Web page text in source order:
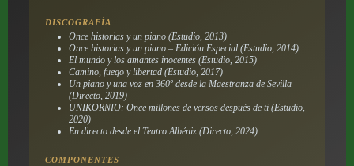
DISCOGRAFÍA
Once historias y un piano (Estudio, 2013)
Once historias y un piano – Edición Especial (Estudio, 2014)
El mundo y los amantes inocentes (Estudio, 2015)
Camino, fuego y libertad (Estudio, 2017)
Un piano y una voz en 360º desde la Maestranza de Sevilla
(Directo, 2019)
UNIKORNIO: Once millones de versos después de ti (Estudio,
2020)
En directo desde el Teatro Albéniz (Directo, 2024)
COMPONENTES